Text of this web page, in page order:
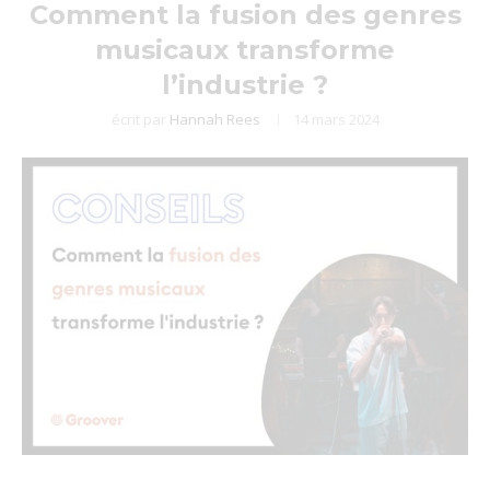
Comment la fusion des genres
musicaux transforme
l’industrie ?
écrit par Hannah Rees 14 mars 2024